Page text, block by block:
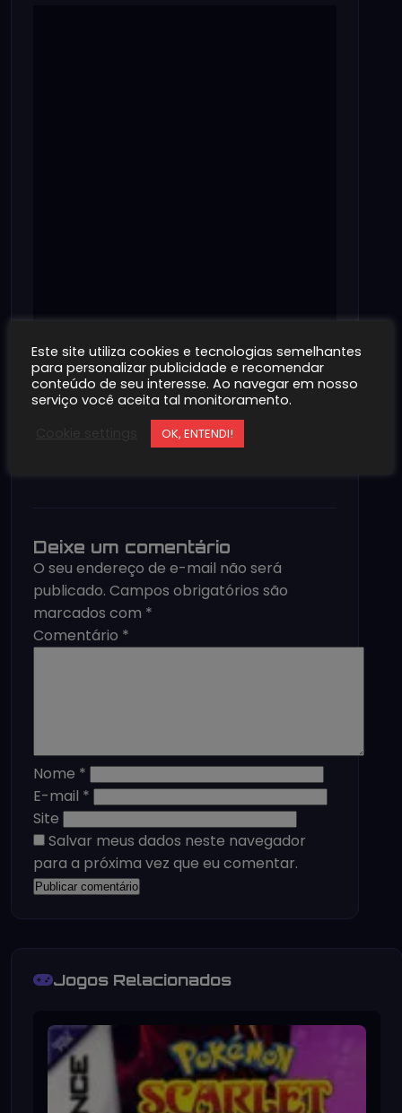
Deixe um comentário
O seu endereço de e-mail não será
publicado. Campos obrigatórios são
marcados com *
Comentário *
Nome *
E-mail *
Site
Salvar meus dados neste navegador
para a próxima vez que eu comentar.
Jogos Relacionados
Este site utiliza cookies e tecnologias semelhantes
para personalizar publicidade e recomendar
conteúdo de seu interesse. Ao navegar em nosso
serviço você aceita tal monitoramento.
OK, ENTENDI!